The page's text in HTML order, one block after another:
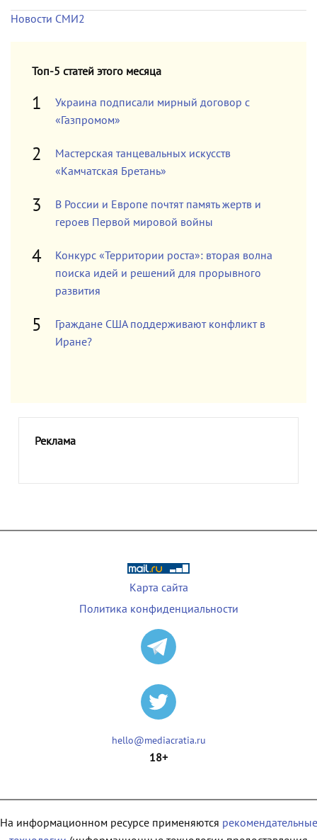
Новости СМИ2
Топ-5 статей этого месяца
Украина подписали мирный договор с
«Газпромом»
Мастерская танцевальных искусств
«Камчатская Бретань»
В России и Европе почтят память жертв и
героев Первой мировой войны
Конкурс «Территории роста»: вторая волна
поиска идей и решений для прорывного
развития
Граждане США поддерживают конфликт в
Иране?
Реклама
Карта сайта
Политика конфиденциальности
hello@mediacratia.ru
18+
На информационном ресурсе применяются рекомендательные